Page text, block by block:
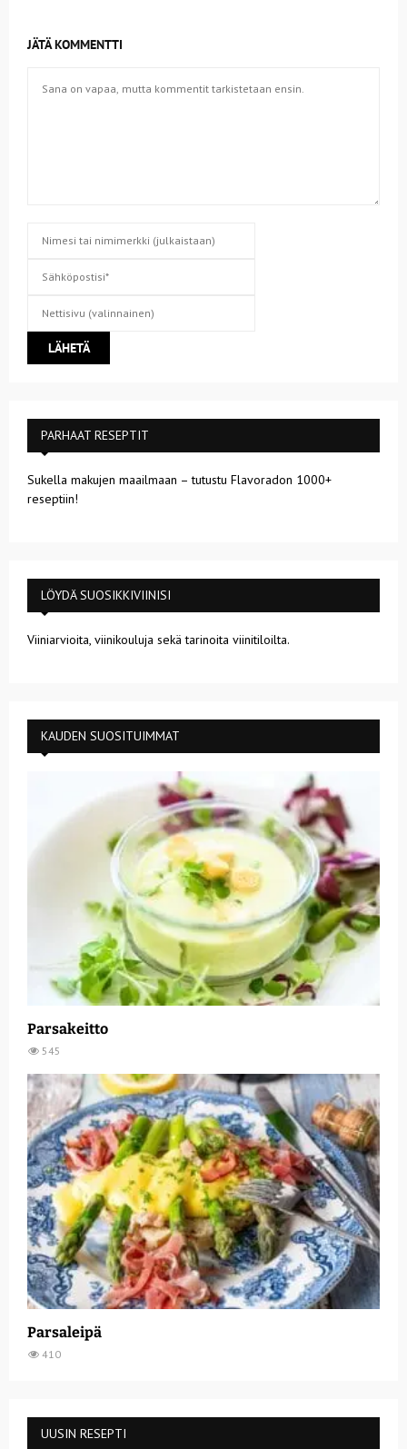
JÄTÄ KOMMENTTI
PARHAAT RESEPTIT
Sukella makujen maailmaan – tutustu Flavoradon 1000+
reseptiin!
LÖYDÄ SUOSIKKIVIINISI
Viiniarvioita, viinikouluja sekä tarinoita viinitiloilta.
KAUDEN SUOSITUIMMAT
Parsakeitto
545
Parsaleipä
410
UUSIN RESEPTI